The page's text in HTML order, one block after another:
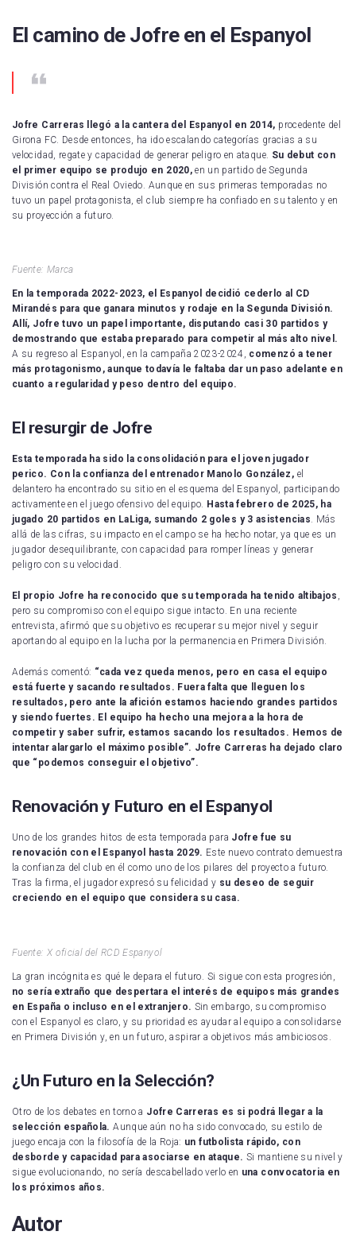
El camino de Jofre en el Espanyol
Jofre Carreras llegó a la cantera del Espanyol en 2014, procedente del
Girona FC. Desde entonces, ha ido escalando categorías gracias a su
velocidad, regate y capacidad de generar peligro en ataque. Su debut con
el primer equipo se produjo en 2020,en un partido de Segunda
División contra el Real Oviedo. Aunque en sus primeras temporadas no
tuvo un papel protagonista, el club siempre ha confiado en su talento y en
su proyección a futuro.
Fuente: Marca
En la temporada 2022-2023, el Espanyol decidió cederlo al CD
Mirandés para que ganara minutos y rodaje en la Segunda División.
Allí, Jofre tuvo un papel importante, disputando casi 30 partidos y
demostrando que estaba preparado para competir al más alto nivel.
A su regreso al Espanyol, en la campaña 2023-2024, comenzó a tener
más protagonismo, aunque todavía le faltaba dar un paso adelante en
cuanto a regularidad y peso dentro del equipo.
El resurgir de Jofre
Esta temporada ha sido la consolidación para el joven jugador
perico. Con la confianza del entrenador Manolo González, el
delantero ha encontrado su sitio en el esquema del Espanyol, participando
activamente en el juego ofensivo del equipo. Hasta febrero de 2025, ha
jugado 20 partidos en LaLiga, sumando 2 goles y 3 asistencias. Más
allá de las cifras, su impacto en el campo se ha hecho notar, ya que es un
jugador desequilibrante, con capacidad para romper líneas y generar
peligro con su velocidad.
El propio Jofre ha reconocido que su temporada ha tenido altibajos ,
pero su compromiso con el equipo sigue intacto. En una reciente
entrevista, afirmó que su objetivo es recuperar su mejor nivel y seguir
aportando al equipo en la lucha por la permanencia en Primera División.
Además comentó: “cada vez queda menos, pero en casa el equipo
está fuerte y sacando resultados. Fuera falta que lleguen los
resultados, pero ante la afición estamos haciendo grandes partidos
y siendo fuertes. El equipo ha hecho una mejora a la hora de
competir y saber sufrir, estamos sacando los resultados. Hemos de
intentar alargarlo el máximo posible”. Jofre Carreras ha dejado claro
que “podemos conseguir el objetivo”.
Renovación y Futuro en el Espanyol
Uno de los grandes hitos de esta temporada para Jofre fue su
renovación con el Espanyol hasta 2029. Este nuevo contrato demuestra
la confianza del club en él como uno de los pilares del proyecto a futuro.
Tras la firma, el jugador expresó su felicidad y su deseo de seguir
creciendo en el equipo que considera su casa.
Fuente: X oficial del RCD Espanyol
La gran incógnita es qué le depara el futuro. Si sigue con esta progresión,
no sería extraño que despertara el interés de equipos más grandes
en España o incluso en el extranjero. Sin embargo, su compromiso
con el Espanyol es claro, y su prioridad es ayudar al equipo a consolidarse
en Primera División y, en un futuro, aspirar a objetivos más ambiciosos.
¿Un Futuro en la Selección?
Otro de los debates en torno a Jofre Carreras es si podrá llegar a la
selección española. Aunque aún no ha sido convocado, su estilo de
juego encaja con la filosofía de la Roja: un futbolista rápido, con
desborde y capacidad para asociarse en ataque. Si mantiene su nivel y
sigue evolucionando, no sería descabellado verlo en una convocatoria en
los próximos años.
Autor